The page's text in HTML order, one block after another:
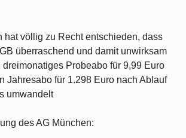
hat völlig zu Recht entschieden, dass
überraschend und damit unwirksam
Probeabo für 9,99 Euro
Jahresabo für 1.298 Euro nach Ablauf
umwandelt
des AG München: